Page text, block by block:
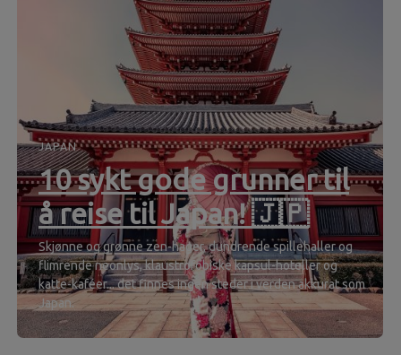
JAPAN
10 sykt gode grunner til
å reise til Japan! 🇯🇵
Skjønne og grønne zen-hager, dundrende spillehaller og
flimrende neonlys, klaustrofobiske kapsul-hoteller og
katte-kaféer... det finnes ingen steder i verden akkurat som
Japan.